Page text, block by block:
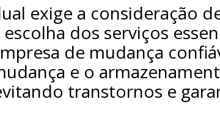
exige a consideração
dos serviços
de mudança
e o
transtornos e